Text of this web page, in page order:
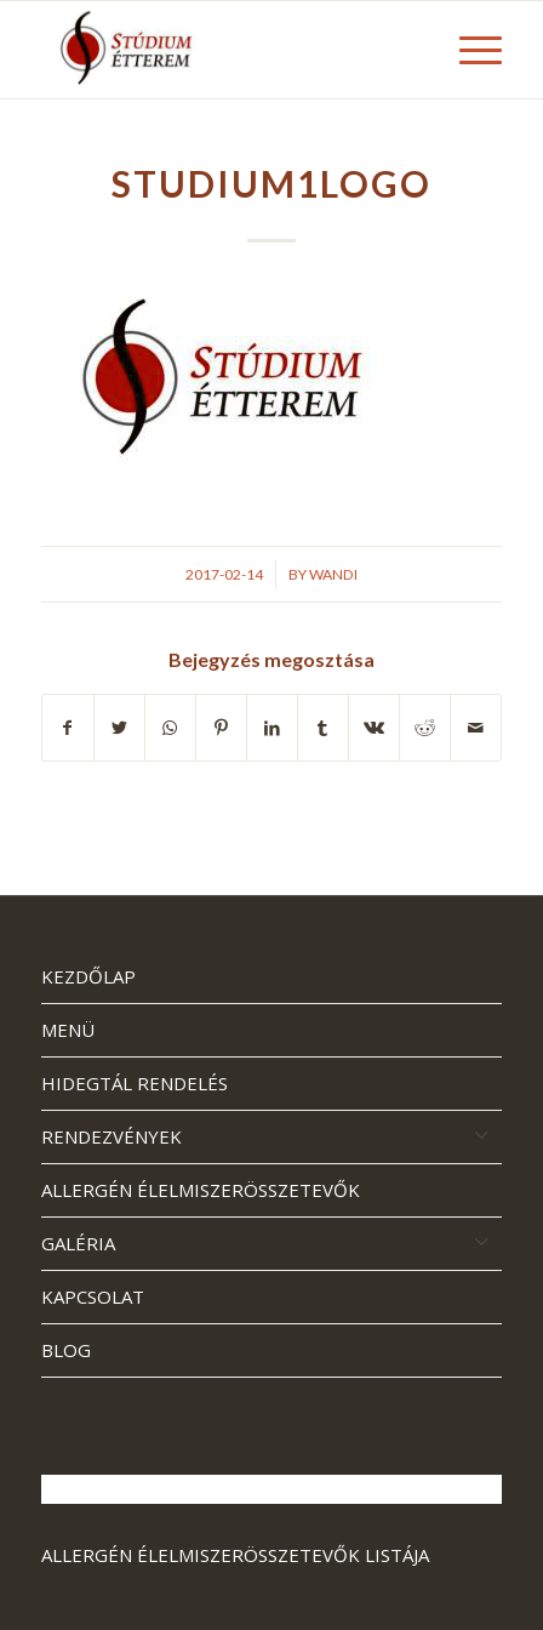
STUDIUM1LOGO
2017-02-14
/ BYWANDI
Bejegyzés megosztása
KEZDŐLAP
MENÜ
HIDEGTÁL RENDELÉS
RENDEZVÉNYEK
ALLERGÉN ÉLELMISZERÖSSZETEVŐK
GALÉRIA
KAPCSOLAT
BLOG
ALLERGÉN ÉLELMISZERÖSSZETEVŐK LISTÁJA